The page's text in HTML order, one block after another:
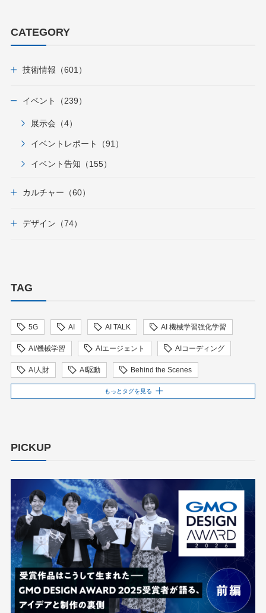
CATEGORY
技術情報（601）
イベント（239）
展示会（4）
イベントレポート（91）
イベント告知（155）
カルチャー（60）
デザイン（74）
TAG
5G AI AI TALK AI 機械学習強化学習
AI/機械学習 AIエージェント AIコーディング
AI人財 AI駆動 Behind the Scenes
blockchain ChatGPT
Designship developer DevRel
DevSecOpsThon Docker
Engineering Journey expert EXPERT CROSS
GMO AI＆ロボティクス商事 GMO AIR
GMO DESIGN AWARD GMO Developers Day
GMO Developers Night GMO Flatt Security
GMO GPUクラウド GMO Hacking Night
もっとタグを見る
PICKUP